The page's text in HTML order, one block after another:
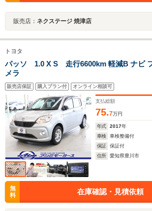
販売店： ネクステージ 焼津店
トヨタ
パッソ 1.0 X S 走行6600km 軽減B ナビ
メラ
販売店保証 購入プラン付 オンライン相談可
支払総額
75.7万円
年式 2017年
車検
車検整備付
保証
保証付
住所
愛知県豊川市
無
料
在庫確認・見積依頼